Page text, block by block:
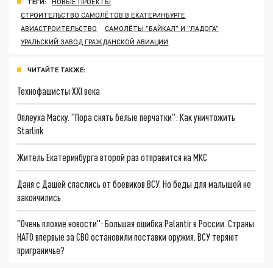
СТРОИТЕЛЬСТВО САМОЛЁТОВ В ЕКАТЕРИНБУРГЕ
АВИАСТРОИТЕЛЬСТВО
САМОЛЁТЫ "БАЙКАЛ" И "ЛАДОГА"
УРАЛЬСКИЙ ЗАВОД ГРАЖДАНСКОЙ АВИАЦИИ
ЧИТАЙТЕ ТАКЖЕ:
Технофашисты XXI века
Оплеуха Маску. "Пора снять белые перчатки": Как уничтожить
Starlink
Житель Екатеринбурга второй раз отправится на МКС
Даня с Дашей спаслись от боевиков ВСУ. Но беды для малышей не
закончились
"Очень плохие новости": Большая ошибка Palantir в России. Страны
НАТО впервые за СВО остановили поставки оружия. ВСУ теряют
приграничье?